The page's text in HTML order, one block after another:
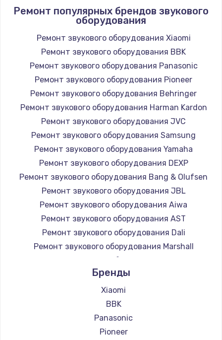
Программный ремонт/прошивка
390 руб.
Заказать
Замена Bluetooth/Wi-Fi модуля
800 руб.
Заказать
Замена картридера
890 руб.
Заказать
Замена микросхемы NFC
1100 руб.
Заказать
Замена шим-контроллера
3900 руб.
Заказать
Настройка Wi-Fi
1030 руб.
Заказать
Ремонт популярных брендов звукового
оборудования
Ремонт звукового оборудования Xiaomi
Ремонт звукового оборудования BBK
Ремонт звукового оборудования Panasonic
Ремонт звукового оборудования Pioneer
Ремонт звукового оборудования Behringer
Ремонт звукового оборудования Harman Kardon
Ремонт звукового оборудования JVC
Ремонт звукового оборудования Samsung
Ремонт звукового оборудования Yamaha
Ремонт звукового оборудования DEXP
Ремонт звукового оборудования Bang & Olufsen
Ремонт звукового оборудования JBL
Ремонт звукового оборудования Aiwa
Ремонт звукового оборудования AST
Ремонт звукового оборудования Dali
Ремонт звукового оборудования Marshall
Ремонт звукового оборудования Supra
Бренды
Xiaomi
BBK
Panasonic
Pioneer